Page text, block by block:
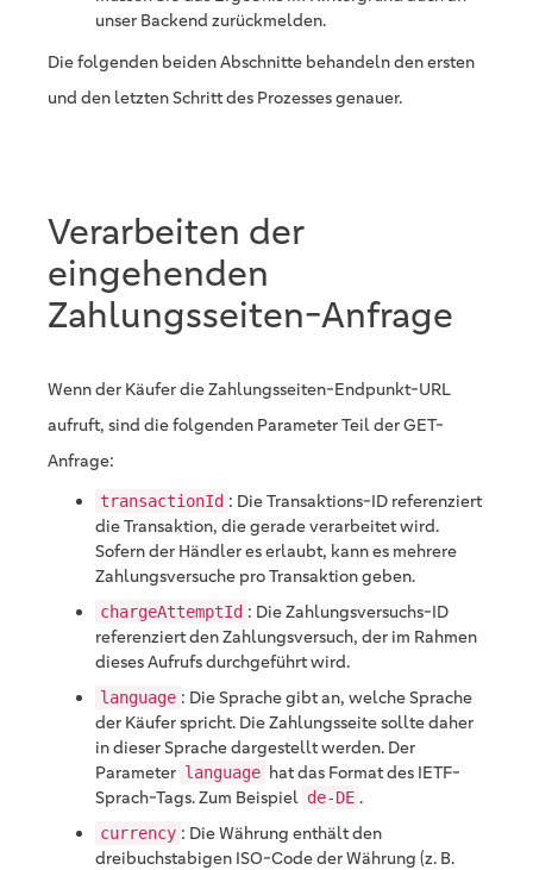
unser Backend zurückmelden.
Die folgenden beiden Abschnitte behandeln den ersten
und den letzten Schritt des Prozesses genauer.
Verarbeiten der
eingehenden
Zahlungsseiten-Anfrage
Wenn der Käufer die Zahlungsseiten-Endpunkt-URL
aufruft, sind die folgenden Parameter Teil der GET-
Anfrage:
transactionId : Die Transaktions-ID referenziert
die Transaktion, die gerade verarbeitet wird.
Sofern der Händler es erlaubt, kann es mehrere
Zahlungsversuche pro Transaktion geben.
chargeAttemptId : Die Zahlungsversuchs-ID
referenziert den Zahlungsversuch, der im Rahmen
dieses Aufrufs durchgeführt wird.
language : Die Sprache gibt an, welche Sprache
der Käufer spricht. Die Zahlungsseite sollte daher
in dieser Sprache dargestellt werden. Der
Parameter language hat das Format des IETF-
Sprach-Tags. Zum Beispiel de-DE .
currency : Die Währung enthält den
dreibuchstabigen ISO-Code der Währung (z. B.